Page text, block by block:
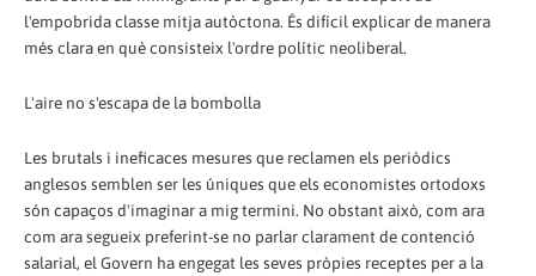
l'empobrida classe mitja autòctona. És difícil explicar de manera
més clara en què consisteix l'ordre polític neoliberal.
L'aire no s'escapa de la bombolla
Les brutals i ineficaces mesures que reclamen els periòdics
anglesos semblen ser les úniques que els economistes ortodoxs
són capaços d'imaginar a mig termini. No obstant això, com ara
com ara segueix preferint-se no parlar clarament de contenció
salarial, el Govern ha engegat les seves pròpies receptes per a la